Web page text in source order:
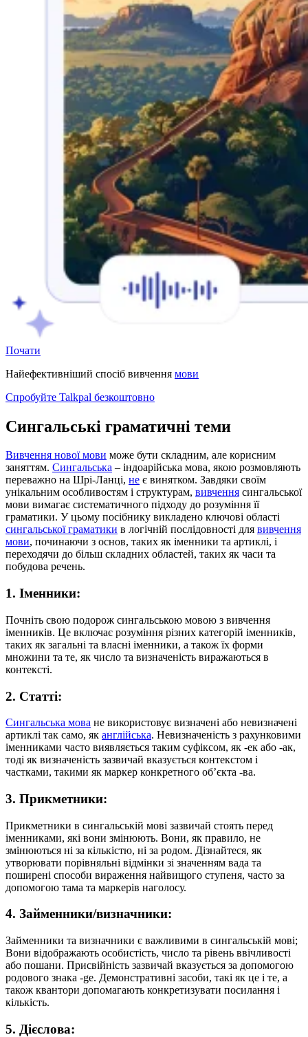
Почати
Найефективніший спосіб вивчення мови
Спробуйте Talkpal безкоштовно
Сингальські граматичні теми
Вивчення нової мови може бути складним, але корисним
заняттям. Сингальська – індоарійська мова, якою розмовляють
переважно на Шрі-Ланці, не є винятком. Завдяки своїм
унікальним особливостям і структурам, вивчення сингальської
мови вимагає систематичного підходу до розуміння її
граматики. У цьому посібнику викладено ключові області
сингальської граматики в логічній послідовності для вивчення
мови, починаючи з основ, таких як іменники та артиклі, і
переходячи до більш складних областей, таких як часи та
побудова речень.
1. Іменники:
Почніть свою подорож сингальською мовою з вивчення
іменників. Це включає розуміння різних категорій іменників,
таких як загальні та власні іменники, а також їх форми
множини та те, як число та визначеність виражаються в
контексті.
2. Статті:
Сингальська мова не використовує визначені або невизначені
артиклі так само, як англійська. Невизначеність з рахунковими
іменниками часто виявляється таким суфіксом, як -ек або -ак,
тоді як визначеність зазвичай вказується контекстом і
частками, такими як маркер конкретного об’єкта -ва.
3. Прикметники:
Прикметники в сингальській мові зазвичай стоять перед
іменниками, які вони змінюють. Вони, як правило, не
змінюються ні за кількістю, ні за родом. Дізнайтеся, як
утворювати порівняльні відмінки зі значенням вада та
поширені способи вираження найвищого ступеня, часто за
допомогою тама та маркерів наголосу.
4. Займенники/визначники:
Займенники та визначники є важливими в сингальській мові;
Вони відображають особистість, число та рівень ввічливості
або пошани. Присвійність зазвичай вказується за допомогою
родового знака -ge. Демонстративні засоби, такі як це і те, а
також квантори допомагають конкретизувати посилання і
кількість.
5. Дієслова: